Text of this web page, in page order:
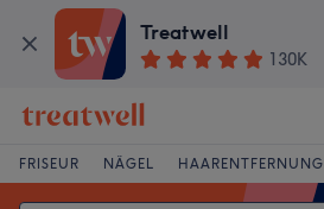
Treatwell
130K
FRISEUR NÄGEL HAARENTFERNUNG